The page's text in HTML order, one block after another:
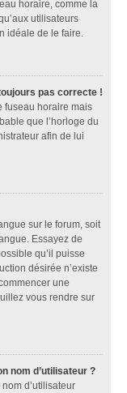
horaire, comme la
utilisateurs
idéale de le faire.
pas correcte !
fuseau horaire mais
que l’horloge du
afin de lui
sur le forum, soit
Essayez de
qu’il puisse
désirée n’existe
une
vous rendre sur
nom d’utilisateur ?
d’utilisateur